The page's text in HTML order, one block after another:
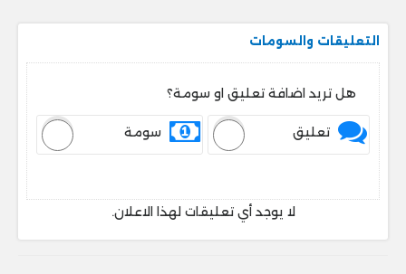
التعليقات والسومات
هل تريد اضافة تعليق او سومة؟
تعليق سومة
لا يوجد أي تعليقات لهذا الاعلان.